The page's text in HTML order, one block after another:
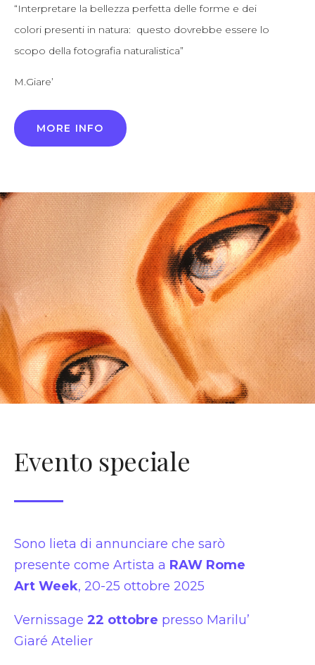
“Interpretare la bellezza perfetta delle forme e dei
colori presenti in natura: questo dovrebbe essere lo
scopo della fotografia naturalistica”
M.Giare’
MORE INFO
Evento speciale
Sono lieta di annunciare che sarò
presente come Artista a RAW Rome
Art Week, 20-25 ottobre 2025
Vernissage 22 ottobre presso Marilu’
Giaré Atelier